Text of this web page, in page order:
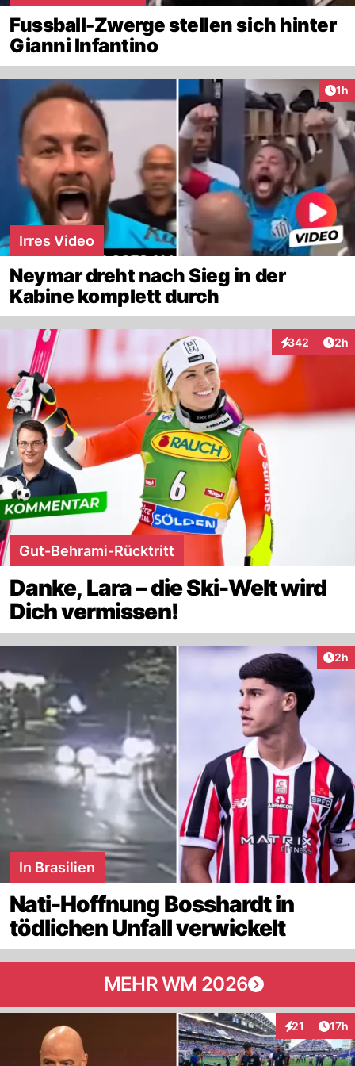
Fussball-Zwerge stellen sich hinter
Gianni Infantino
1h
Irres Video
Neymar dreht nach Sieg in der
Kabine komplett durch
342
Interaktionen
2h
Gut-Behrami-Rücktritt
Danke, Lara – die Ski-Welt wird
Dich vermissen!
2h
In Brasilien
Nati-Hoffnung Bosshardt in
tödlichen Unfall verwickelt
MEHR WM 2026
21
Interaktionen
17h